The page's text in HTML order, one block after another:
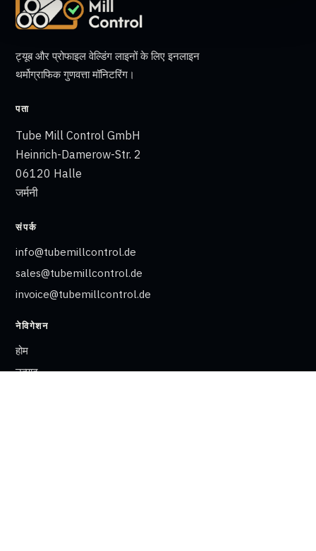
ट्यूब और प्रोफाइल वेल्डिंग लाइनों के लिए इनलाइन
थर्मोग्राफिक गुणवत्ता मॉनिटरिंग।
पता
Tube Mill Control GmbH
Heinrich-Damerow-Str. 2
06120 Halle
जर्मनी
संपर्क
info@tubemillcontrol.de
sales@tubemillcontrol.de
invoice@tubemillcontrol.de
नेविगेशन
होम
उत्पाद